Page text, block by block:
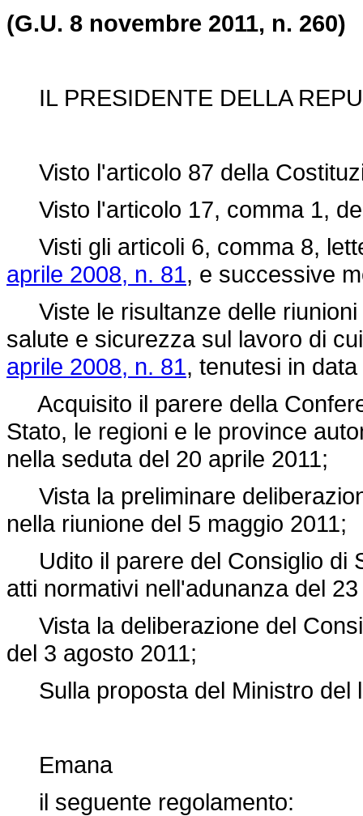
(G.U. 8 novembre 2011, n. 260)
IL PRESIDENTE DELLA
Visto l'articolo 87 della
Visto l'articolo 17, comma 1,
Visti gli articoli 6, comma 8,
aprile 2008, n. 81, e successive
Viste le risultanze delle riunioni
salute e sicurezza sul lavoro di
aprile 2008, n. 81, tenutesi in
Acquisito il parere della
Stato, le regioni e le province
nella seduta del 20 aprile 2011;
Vista la preliminare
nella riunione del 5 maggio 2011;
Udito il parere del Consiglio di
atti normativi nell'adunanza del
Vista la deliberazione del
del 3 agosto 2011;
Sulla proposta del Ministro del
Emana
il seguente regolamento: